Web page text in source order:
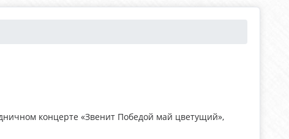
концерте «Звенит Победой май цветущий»,